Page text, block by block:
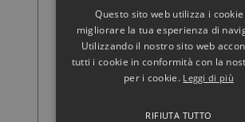
Questo sito web utilizza i
migliorare la tua esperienza di
Utilizzando il nostro sito web
tutti i cookie in conformità con la
per i cookie. Leggi di più
RIFIUTA TUTTO